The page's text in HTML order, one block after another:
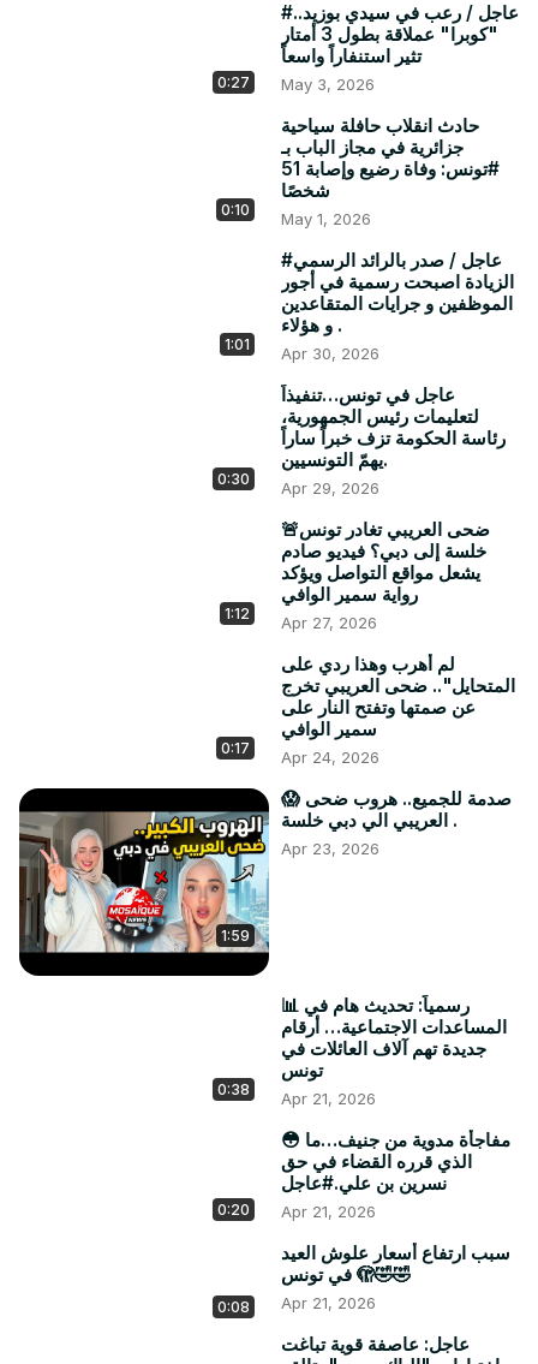
0:27
#عاجل / رعب في سيدي بوزيد..
"كوبرا" عملاقة بطول 3 أمتار
تثير استنفاراً واسعاً
May 3, 2026
0:10
حادث انقلاب حافلة سياحية
جزائرية في مجاز الباب بـ
#تونس: وفاة رضيع وإصابة 51
شخصًا
May 1, 2026
1:01
#عاجل / صدر بالرائد الرسمي
الزيادة اصبحت رسمية في أجور
الموظفين و جرايات المتقاعدين
و هؤلاء .
Apr 30, 2026
0:30
عاجل في تونس…تنفيذاً
لتعليمات رئيس الجمهورية،
رئاسة الحكومة تزف خبراً ساراً
يهمّ التونسيين.
Apr 29, 2026
1:12
🚨ضحى العريبي تغادر تونس
خلسة إلى دبي؟ فيديو صادم
يشعل مواقع التواصل ويؤكد
رواية سمير الوافي
Apr 27, 2026
0:17
لم أهرب وهذا ردي على
المتحايل".. ضحى العريبي تخرج
عن صمتها وتفتح النار على
سمير الوافي
Apr 24, 2026
1:59
😱 صدمة للجميع.. هروب ضحى
العريبي الي دبي خلسة .
Apr 23, 2026
0:38
📊 رسمياً: تحديث هام في
المساعدات الاجتماعية… أرقام
جديدة تهم آلاف العائلات في
تونس
Apr 21, 2026
0:20
😳 مفاجأة مدوية من جنيف…ما
الذي قرره القضاء في حق
نسرين بن علي.#عاجل
Apr 21, 2026
0:08
سبب ارتفاع أسعار علوش العيد
في تونس 🫣🤣🤣
Apr 21, 2026
عاجل: عاصفة قوية تباغت